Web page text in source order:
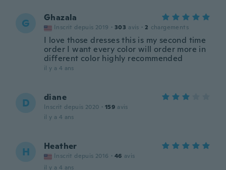
G Ghazala
Inscrit depuis 2019 · 303 avis · 2 chargements
I love those dresses this is my second time
order I want every color will order more in
different color highly recommended
il y a 4 ans
D diane
Inscrit depuis 2020 · 159 avis
il y a 4 ans
H Heather
Inscrit depuis 2016 · 46 avis
il y a 4 ans